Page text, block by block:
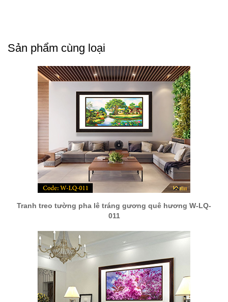
Sản phẩm cùng loại
Tranh treo tường pha lê tráng gương quê hương W-LQ-
011